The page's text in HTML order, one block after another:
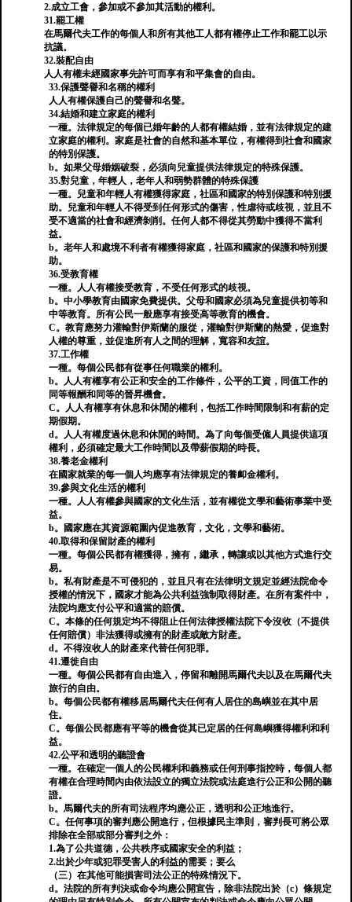
2.成立工會，參加或不參加其活動的權利。
31.罷工權
在馬爾代夫工作的每個人和所有其他工人都有權停止工作和罷工以示
抗議。
32.裝配自由
人人有權未經國家事先許可而享有和平集會的自由。
33.保護聲譽和名稱的權利
人人有權保護自己的聲譽和名聲。
34.結婚和建立家庭的權利
一種。法律規定的每個已婚年齡的人都有權結婚，並有法律規定的建
立家庭的權利。家庭是社會的自然和基本單位，有權得到社會和國家
的特別保護。
b。如果父母婚姻破裂，必須向兒童提供法律規定的特殊保護。
35.對兒童，年輕人，老年人和弱勢群體的特殊保護
一種。兒童和年輕人有權獲得家庭，社區和國家的特別保護和特別援
助。兒童和年輕人不得受到任何形式的傷害，性虐待或歧視，並且不
受不適當的社會和經濟剝削。任何人都不得從其勞動中獲得不當利
益。
b。老年人和處境不利者有權獲得家庭，社區和國家的保護和特別援
助。
36.受教育權
一種。人人有權接受教育，不受任何形式的歧視。
b。中小學教育由國家免費提供。父母和國家必須為兒童提供初等和
中等教育。所有公民一般應享有接受高等教育的機會。
C。教育應努力灌輸對伊斯蘭的服從，灌輸對伊斯蘭的熱愛，促進對
人權的尊重，並促進所有人之間的理解，寬容和友誼。
37.工作權
一種。每個公民都有從事任何職業的權利。
b。人人有權享有公正和安全的工作條件，公平的工資，同值工作的
同等報酬和同等的晉昇機會。
C。人人有權享有休息和休閒的權利，包括工作時間限制和有薪的定
期假期。
d。人人有權度過休息和休閒的時間。為了向每個受僱人員提供這項
權利，必須確定最大工作時間以及帶薪假期的時長。
38.養老金權利
在國家就業的每一個人均應享有法律規定的養卹金權利。
39.參與文化生活的權利
一種。人人有權參與國家的文化生活，並有權從文學和藝術事業中受
益。
b。國家應在其資源範圍內促進教育，文化，文學和藝術。
40.取得和保留財產的權利
一種。每個公民都有權獲得，擁有，繼承，轉讓或以其他方式進行交
易。
b。私有財產是不可侵犯的，並且只有在法律明文規定並經法院命令
授權的情況下，國家才能為公共利益強制取得財產。在所有案件中，
法院均應支付公平和適當的賠償。
C。本條的任何規定均不得阻止任何法律授權法院下令沒收（不提供
任何賠償）非法獲得或擁有的財產或敵方財產。
d。不得沒收人的財產來代替任何犯罪。
41.遷徙自由
一種。每個公民都有自由進入，停留和離開馬爾代夫以及在馬爾代夫
旅行的自由。
b。每個公民都有權移居馬爾代夫任何有人居住的島嶼並在其中居
住。
C。每個公民都應有平等的機會從其已定居的任何島嶼獲得權利和利
益。
42.公平和透明的聽證會
一種。在確定一個人的公民權利和義務或任何刑事指控時，每個人都
有權在合理時間內由依法設立的獨立法院或法庭進行公正和公開的聽
證。
b。馬爾代夫的所有司法程序均應公正，透明和公正地進行。
C。任何事項的審判應公開進行，但根據民主準則，審判長可將公眾
排除在全部或部分審判之外：
1.為了公共道德，公共秩序或國家安全的利益；
2.出於少年或犯罪受害人的利益的需要；要么
（三）在其他可能損害司法公正的特殊情況下。
d。法院的所有判決或命令均應公開宣告，除非法院出於（c）條規定